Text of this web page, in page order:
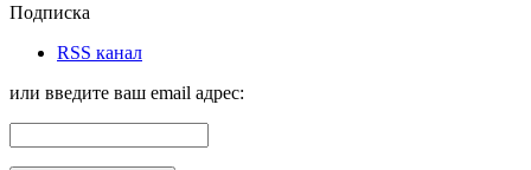
Подписка
RSS канал
или введите ваш email адрес: